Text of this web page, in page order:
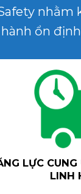
ổn
LỰC
LINH